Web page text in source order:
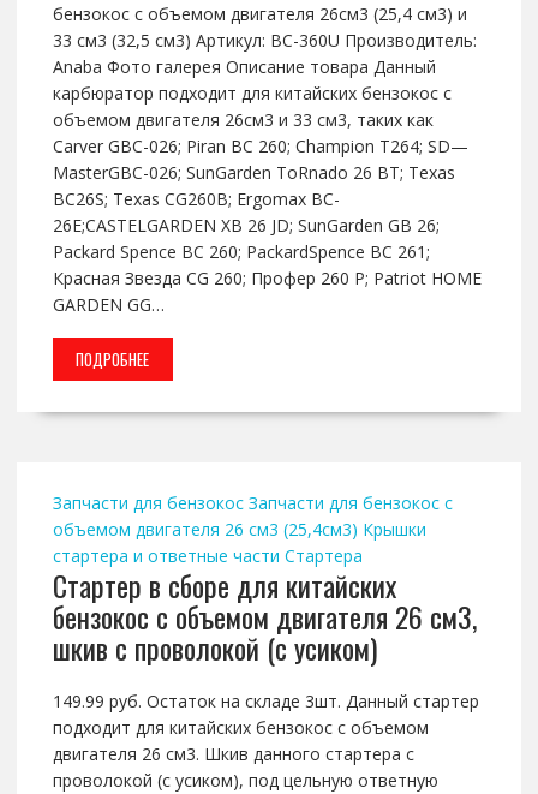
бензокос с объемом двигателя 26см3 (25,4 см3) и
33 см3 (32,5 см3) Артикул: BC-360U Производитель:
Anaba Фото галерея Описание товара Данный
карбюратор подходит для китайских бензокос с
объемом двигателя 26см3 и 33 см3, таких как
Carver GBC-026; Piran BC 260; Champion T264; SD—
MasterGBC-026; SunGarden ToRnado 26 BT; Texas
BC26S; Texas CG260B; Ergomax BC-
26E;CASTELGARDEN XB 26 JD; SunGarden GB 26;
Packard Spence BC 260; PackardSpence BC 261;
Красная Звезда CG 260; Профер 260 Р; Patriot HOME
GARDEN GG…
ПОДРОБНЕЕ
Запчасти для бензокос Запчасти для бензокос с
объемом двигателя 26 см3 (25,4см3) Крышки
стартера и ответные части Стартера
Стартер в сборе для китайских
бензокос с объемом двигателя 26 см3,
шкив с проволокой (с усиком)
149.99 руб. Остаток на складе 3шт. Данный стартер
подходит для китайских бензокос с объемом
двигателя 26 см3. Шкив данного стартера с
проволокой (с усиком), под цельную ответную